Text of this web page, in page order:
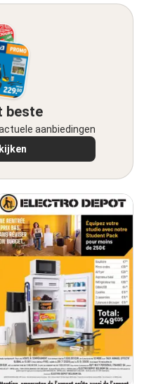
beste
aanbiedingen